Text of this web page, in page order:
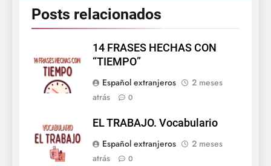
Posts relacionados
14 FRASES HECHAS CON
“TIEMPO”
Español extranjeros
2 meses
atrás
0
EL TRABAJO. Vocabulario
Español extranjeros
2 meses
atrás
0